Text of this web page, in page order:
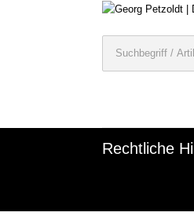
Rechtliche